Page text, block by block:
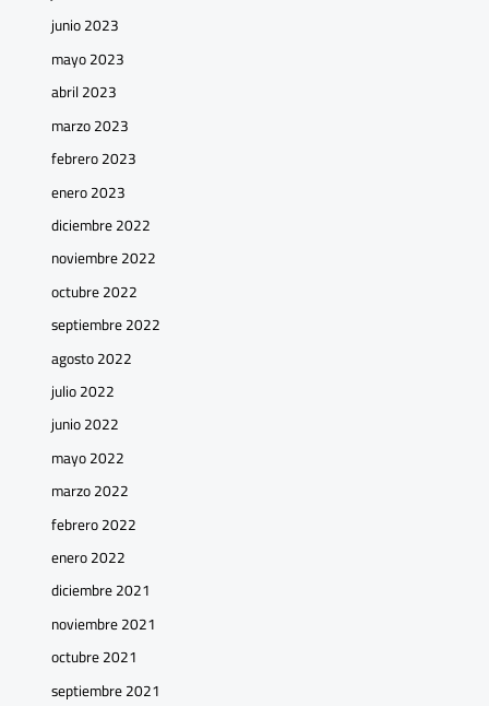
junio 2023
mayo 2023
abril 2023
marzo 2023
febrero 2023
enero 2023
diciembre 2022
noviembre 2022
octubre 2022
septiembre 2022
agosto 2022
julio 2022
junio 2022
mayo 2022
marzo 2022
febrero 2022
enero 2022
diciembre 2021
noviembre 2021
octubre 2021
septiembre 2021